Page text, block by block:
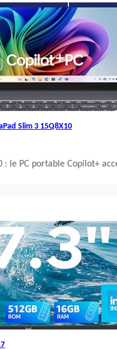
Slim 3 15Q8X10
: le PC portable Copilot+